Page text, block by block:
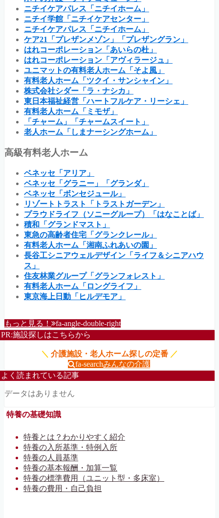
ニチイケアパレス「ニチイホーム」
ニチイ学館「ニチイケアセンター」
ニチイケアパレス「ニチイホーム」
ケア21「プレザンメゾン」「プレザングラン」
はれコーポレーション「あいらの杜」
はれコーポレーション「アヴィラージュ」
ユニマットの有料老人ホーム「そよ風」
有料老人ホーム「ツクイ・サンシャイン」
株式会社シダー「ラ・ナシカ」
東日本福祉経営「ハートフルケア・リーシェ」
有料老人ホーム「ミモザ」
「チャーム」「チャームスイート」
老人ホーム「しまナーシングホーム」
高級有料老人ホーム
ベネッセ「アリア」
ベネッセ「グラニー」「グランダ」
ベネッセ「ボンセジュール」
リゾートトラスト「トラストガーデン」
プラウドライフ（ソニーグループ）「はなことば」
積和「グランドマスト」
東急の高齢者住宅「グランクレール」
有料老人ホーム「湘南ふれあいの園」
長谷工シニアウェルデザイン「ライフ＆シニアハウ
ス」
住友林業グループ「グランフォレスト」
有料老人ホーム「ロングライフ」
東京海上日動「ヒルデモア」
もっと見る！ fa-angle-double-right
PR:施設探しはこちらから
＼ 介護施設・老人ホーム探しの定番 ／
fa-searchみんなの介護
よく読まれている記事
データはありません
特養の基礎知識
特養とは？わかりやすく紹介
特養の入所基準・特例入所
特養の人員基準
特養の基本報酬・加算一覧
特養の標準費用（ユニット型・多床室）
特養の費用・自己負担